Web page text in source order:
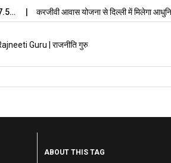
करजीवी आवास योजना से दिल्ली में मिलेगा आधुनिक…
ABOUT THIS TAG